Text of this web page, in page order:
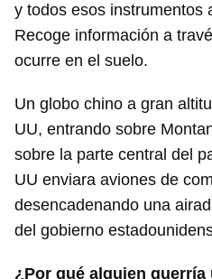
y todos esos instrumentos
Recoge información a
ocurre en el suelo.
Un globo chino a gran
UU, entrando sobre
sobre la parte central del
UU enviara aviones de
desencadenando una
del gobierno
¿Por qué alguien